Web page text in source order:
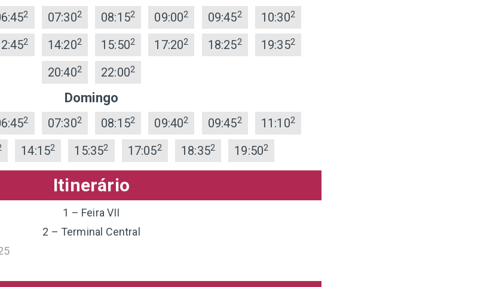
2 07:302 08:152 09:002 09:452 10:302
2 14:202 15:502 17:202 18:252 19:352
20:402 22:002
Domingo
2 07:302 08:152 09:402 09:452 11:102
14:152 15:352 17:052 18:352 19:502
Itinerário
1 – Feira VII
2 – Terminal Central